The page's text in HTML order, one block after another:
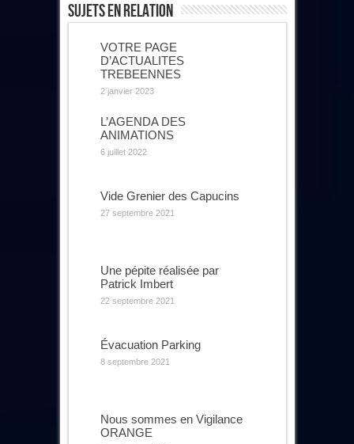
Sujets En Relation
VOTRE PAGE
D’ACTUALITES
TREBEENNES
2 janvier 2023
L’AGENDA DES
ANIMATIONS
6 juillet 2022
Vide Grenier des Capucins
27 septembre 2021
Une pépite réalisée par
Patrick Imbert
22 septembre 2021
Évacuation Parking
8 septembre 2021
Nous sommes en Vigilance
ORANGE